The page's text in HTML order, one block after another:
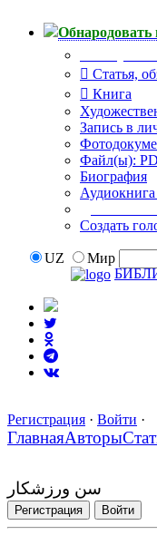
Статья,
Книга
Запись в
Файл(ы):
Биография
Создать
UZ
Мир
Регистрация · Войти ·
ГлавнаяАвторы
سن ورزشکار
Регистрация Войти